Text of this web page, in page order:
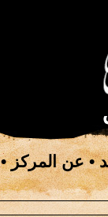
•عن المركز